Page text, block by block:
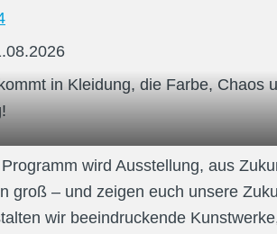
in Kleidung, die Farbe, Chaos
wird Ausstellung, aus
groß – und zeigen euch unsere
wir beeindruckende